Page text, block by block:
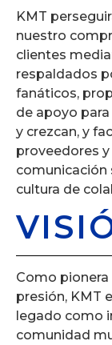
KMT
nuestro
clientes
respaldados
fanáticos,
de apoyo
y crezcan, y
proveedores
comunicación
cultura de
Como
presión, KMT
legado como
comunidad